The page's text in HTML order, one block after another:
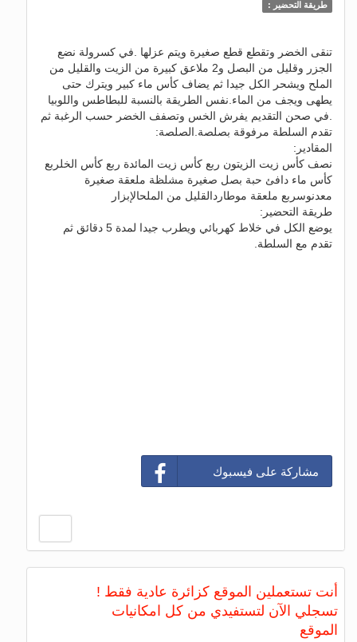
طريقة التحضير :
تنقى الخضر وتقطع قطع صغيرة ويتم عزلها .في كسرولة نضع
الجزر وقليل من البصل و2 ملاعق كبيرة من الزيت والقليل من
الملح ويشحر الكل جيدا ثم يضاف كأس ماء كبير ويترك حتى
يطهى ويجف من الماء.نفس الطريقة بالنسبة للبطاطس واللوبيا
.في صحن التقديم يفرش الخس وتصفف الخضر حسب الرغبة ثم
تقدم السلطة مرفوقة بصلصة.الصلصة:
المقادير:
نصف كأس زيت الزيتون ربع كأس زيت المائدة ربع كأس الخلربع
كأس ماء دافئ حبة بصل صغيرة مشلظة ملعقة صغيرة
معدنوسربع ملعقة موطاردالقليل من الملحالإبزار
طريقة التحضير:
يوضع الكل في خلاط كهربائي ويطرب جيدا لمدة 5 دقائق ثم
تقدم مع السلطة.
مشاركة على فيسبوك
أنت تستعملين الموقع كزائرة عادية فقط !
تسجلي الآن لتستفيدي من كل امكانيات
الموقع